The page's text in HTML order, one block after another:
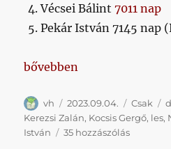
Vécsei Bálint7011 nap
Pekár István 7145 nap
„Pár apróság az ETO után”
bővebben
Szerző
vh Közzétéve
2023.09.04. Csak
Kerezsi Zalán, Kocsis Gergő, les,
István
35 hozzászólásPár